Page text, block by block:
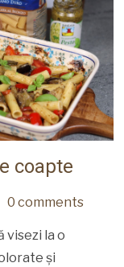
coapte
0 comments
visezi la o
și